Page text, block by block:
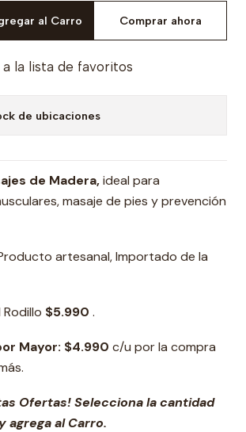
al Carro Comprar ahora
la lista de favoritos
de ubicaciones
de Madera,ideal para
masaje de pies y prevención
artesanal, Importado de la
Rodillo $5.990 .
Mayor: $4.990 c/u por la compra
Ofertas! Selecciona la cantidad
agrega al Carro.